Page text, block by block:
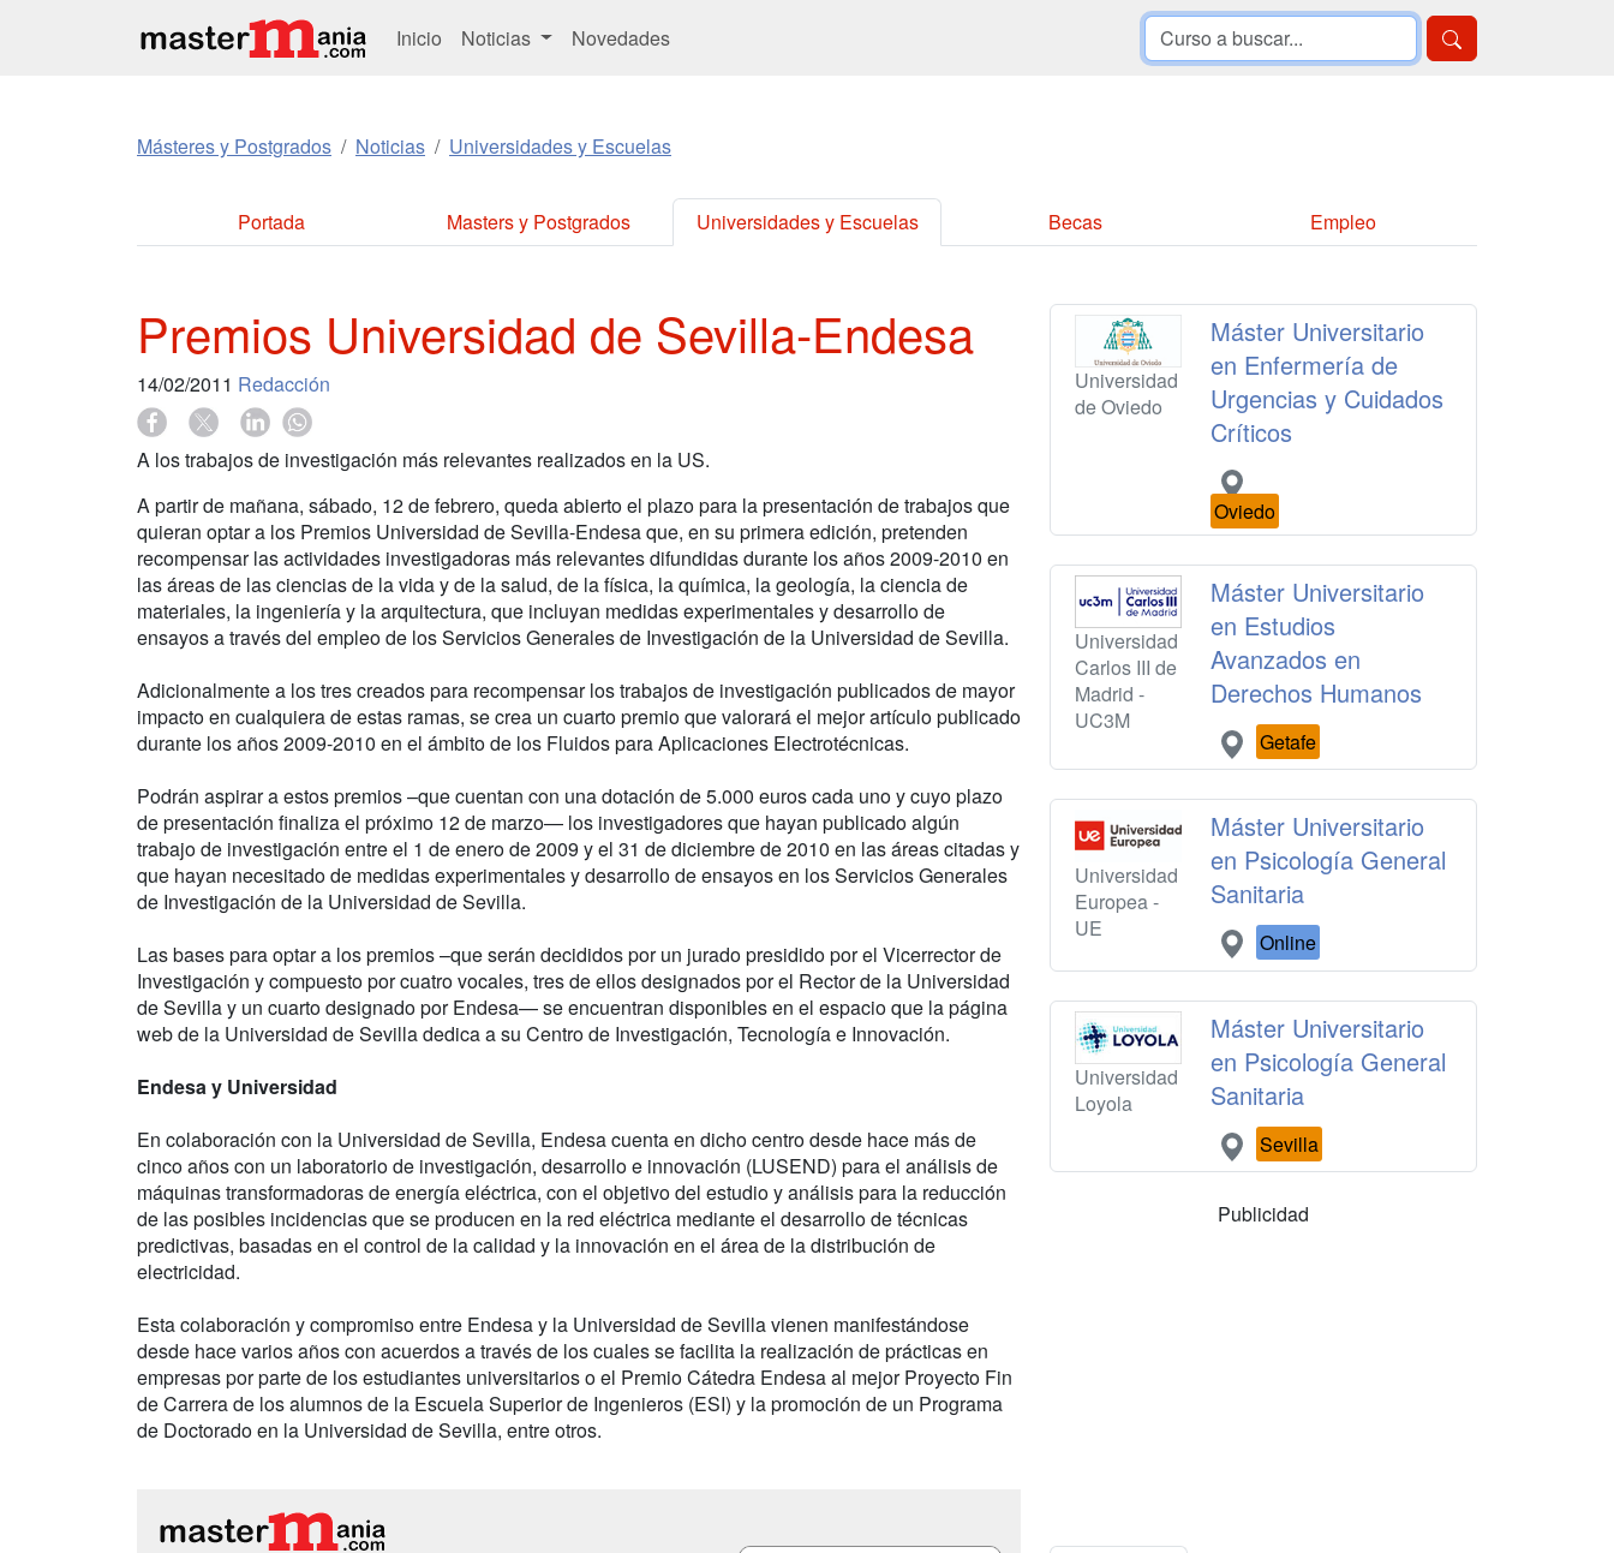
Inicio Noticias Novedades
Másteres y Postgrados Noticias Universidades y Escuelas
Portada Masters y Postgrados Universidades y Escuelas Becas Empleo
Premios Universidad de Sevilla-Endesa
14/02/2011 Redacción
A los trabajos de investigación más relevantes realizados en la US.
A partir de mañana, sábado, 12 de febrero, queda abierto el plazo para la presentación de trabajos que
quieran optar a los Premios Universidad de Sevilla-Endesa que, en su primera edición, pretenden
recompensar las actividades investigadoras más relevantes difundidas durante los años 2009-2010 en
las áreas de las ciencias de la vida y de la salud, de la física, la química, la geología, la ciencia de
materiales, la ingeniería y la arquitectura, que incluyan medidas experimentales y desarrollo de
ensayos a través del empleo de los Servicios Generales de Investigación de la Universidad de Sevilla.
Adicionalmente a los tres creados para recompensar los trabajos de investigación publicados de mayor
impacto en cualquiera de estas ramas, se crea un cuarto premio que valorará el mejor artículo publicado
durante los años 2009-2010 en el ámbito de los Fluidos para Aplicaciones Electrotécnicas.
Podrán aspirar a estos premios –que cuentan con una dotación de 5.000 euros cada uno y cuyo plazo
de presentación finaliza el próximo 12 de marzo— los investigadores que hayan publicado algún
trabajo de investigación entre el 1 de enero de 2009 y el 31 de diciembre de 2010 en las áreas citadas y
que hayan necesitado de medidas experimentales y desarrollo de ensayos en los Servicios Generales
de Investigación de la Universidad de Sevilla.
Las bases para optar a los premios –que serán decididos por un jurado presidido por el Vicerrector de
Investigación y compuesto por cuatro vocales, tres de ellos designados por el Rector de la Universidad
de Sevilla y un cuarto designado por Endesa— se encuentran disponibles en el espacio que la página
web de la Universidad de Sevilla dedica a su Centro de Investigación, Tecnología e Innovación.
Endesa y Universidad
En colaboración con la Universidad de Sevilla, Endesa cuenta en dicho centro desde hace más de
cinco años con un laboratorio de investigación, desarrollo e innovación (LUSEND) para el análisis de
máquinas transformadoras de energía eléctrica, con el objetivo del estudio y análisis para la reducción
de las posibles incidencias que se producen en la red eléctrica mediante el desarrollo de técnicas
predictivas, basadas en el control de la calidad y la innovación en el área de la distribución de
electricidad.
Esta colaboración y compromiso entre Endesa y la Universidad de Sevilla vienen manifestándose
desde hace varios años con acuerdos a través de los cuales se facilita la realización de prácticas en
empresas por parte de los estudiantes universitarios o el Premio Cátedra Endesa al mejor Proyecto Fin
de Carrera de los alumnos de la Escuela Superior de Ingenieros (ESI) y la promoción de un Programa
de Doctorado en la Universidad de Sevilla, entre otros.
Universidad
de Oviedo
Máster Universitario
en Enfermería de
Urgencias y Cuidados
Críticos
Oviedo
Universidad
Carlos III de
Madrid -
UC3M
Máster Universitario
en Estudios
Avanzados en
Derechos Humanos
Getafe
Universidad
Europea -
UE
Máster Universitario
en Psicología General
Sanitaria
Online
Universidad
Loyola
Máster Universitario
en Psicología General
Sanitaria
Sevilla
Publicidad